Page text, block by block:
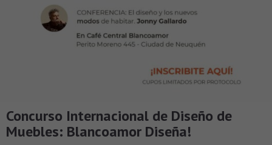
Concurso Internacional de Diseño de
Muebles: Blancoamor Diseña!